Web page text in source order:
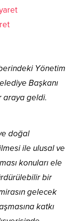
Yönetim
Başkanı
araya geldi.
doğal
ile ulusal ve
konuları ele
bir
gelecek
katkı